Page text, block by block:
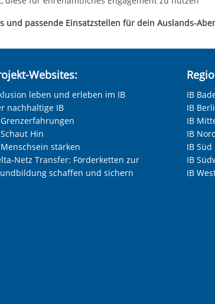
und passende Einsatzstellen für dein Auslands-
Websites:
leben und erleben im IB
nachhaltige IB
Grenzerfahrungen
Hin
stärken
Netz Transfer: Förderketten zur
schaffen und sichern
IB
IB
IB
IB
IB Süd
IB
IB
Seite der IB-
Seite des
Seite des
Xing-Seite des
Kununu-